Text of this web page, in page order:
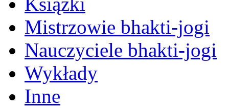
Mistrzowie bhakti-jogi
Nauczyciele bhakti-jogi
Wykłady
Inne